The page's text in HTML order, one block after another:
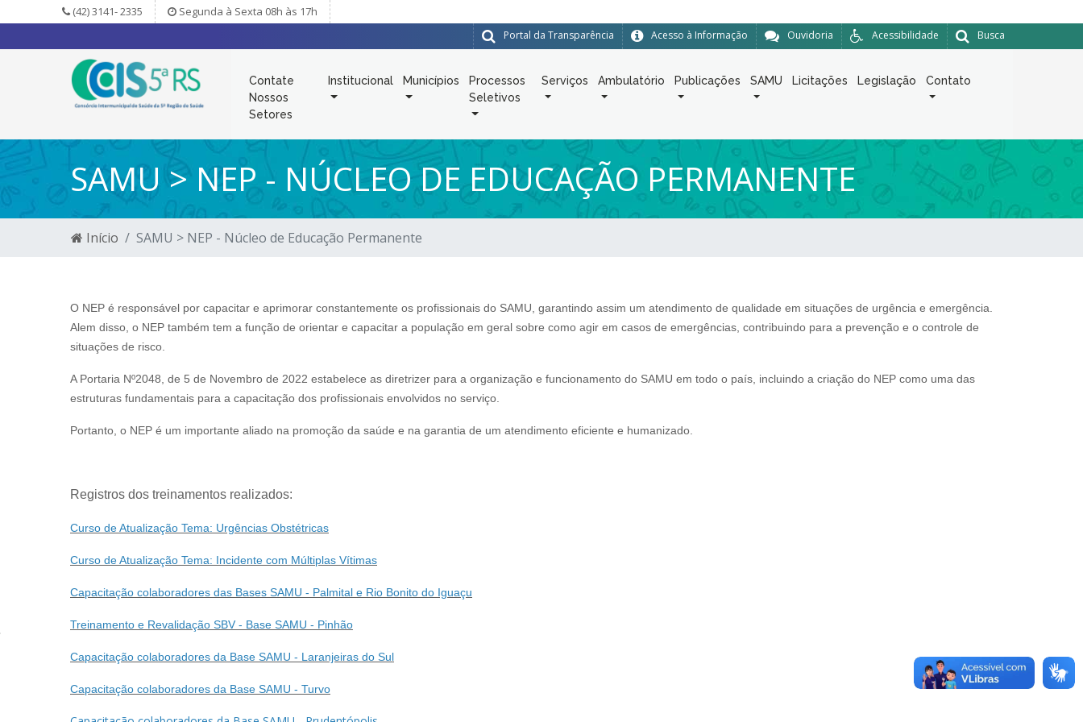
(42) 3141- 2335 Segunda à Sexta 08h às 17h
Busca
Acessibilidade
Ouvidoria
Acesso à Informação
Portal da Transparência
Contate
Nossos
Setores
Institucional Municípios
Processos
Seletivos
Serviços Ambulatório Publicações SAMU Licitações Legislação Contato
SAMU > NEP - NÚCLEO DE EDUCAÇÃO PERMANENTE
Início SAMU > NEP - Núcleo de Educação Permanente
O NEP é responsável por capacitar e aprimorar constantemente os profissionais do SAMU, garantindo assim um atendimento de qualidade em situações de urgência e emergência.
Alem disso, o NEP também tem a função de orientar e capacitar a população em geral sobre como agir em casos de emergências, contribuindo para a prevenção e o controle de
situações de risco.
A Portaria Nº2048, de 5 de Novembro de 2022 estabelece as diretrizer para a organização e funcionamento do SAMU em todo o país, incluindo a criação do NEP como uma das
estruturas fundamentais para a capacitação dos profissionais envolvidos no serviço.
Portanto, o NEP é um importante aliado na promoção da saúde e na garantia de um atendimento eficiente e humanizado.
Registros dos treinamentos realizados:
Curso de Atualização Tema: Urgências Obstétricas
Curso de Atualização Tema: Incidente com Múltiplas Vítimas
Capacitação colaboradores das Bases SAMU - Palmital e Rio Bonito do Iguaçu
Treinamento e Revalidação SBV - Base SAMU - Pinhão
Capacitação colaboradores da Base SAMU - Laranjeiras do Sul
Capacitação colaboradores da Base SAMU - Turvo